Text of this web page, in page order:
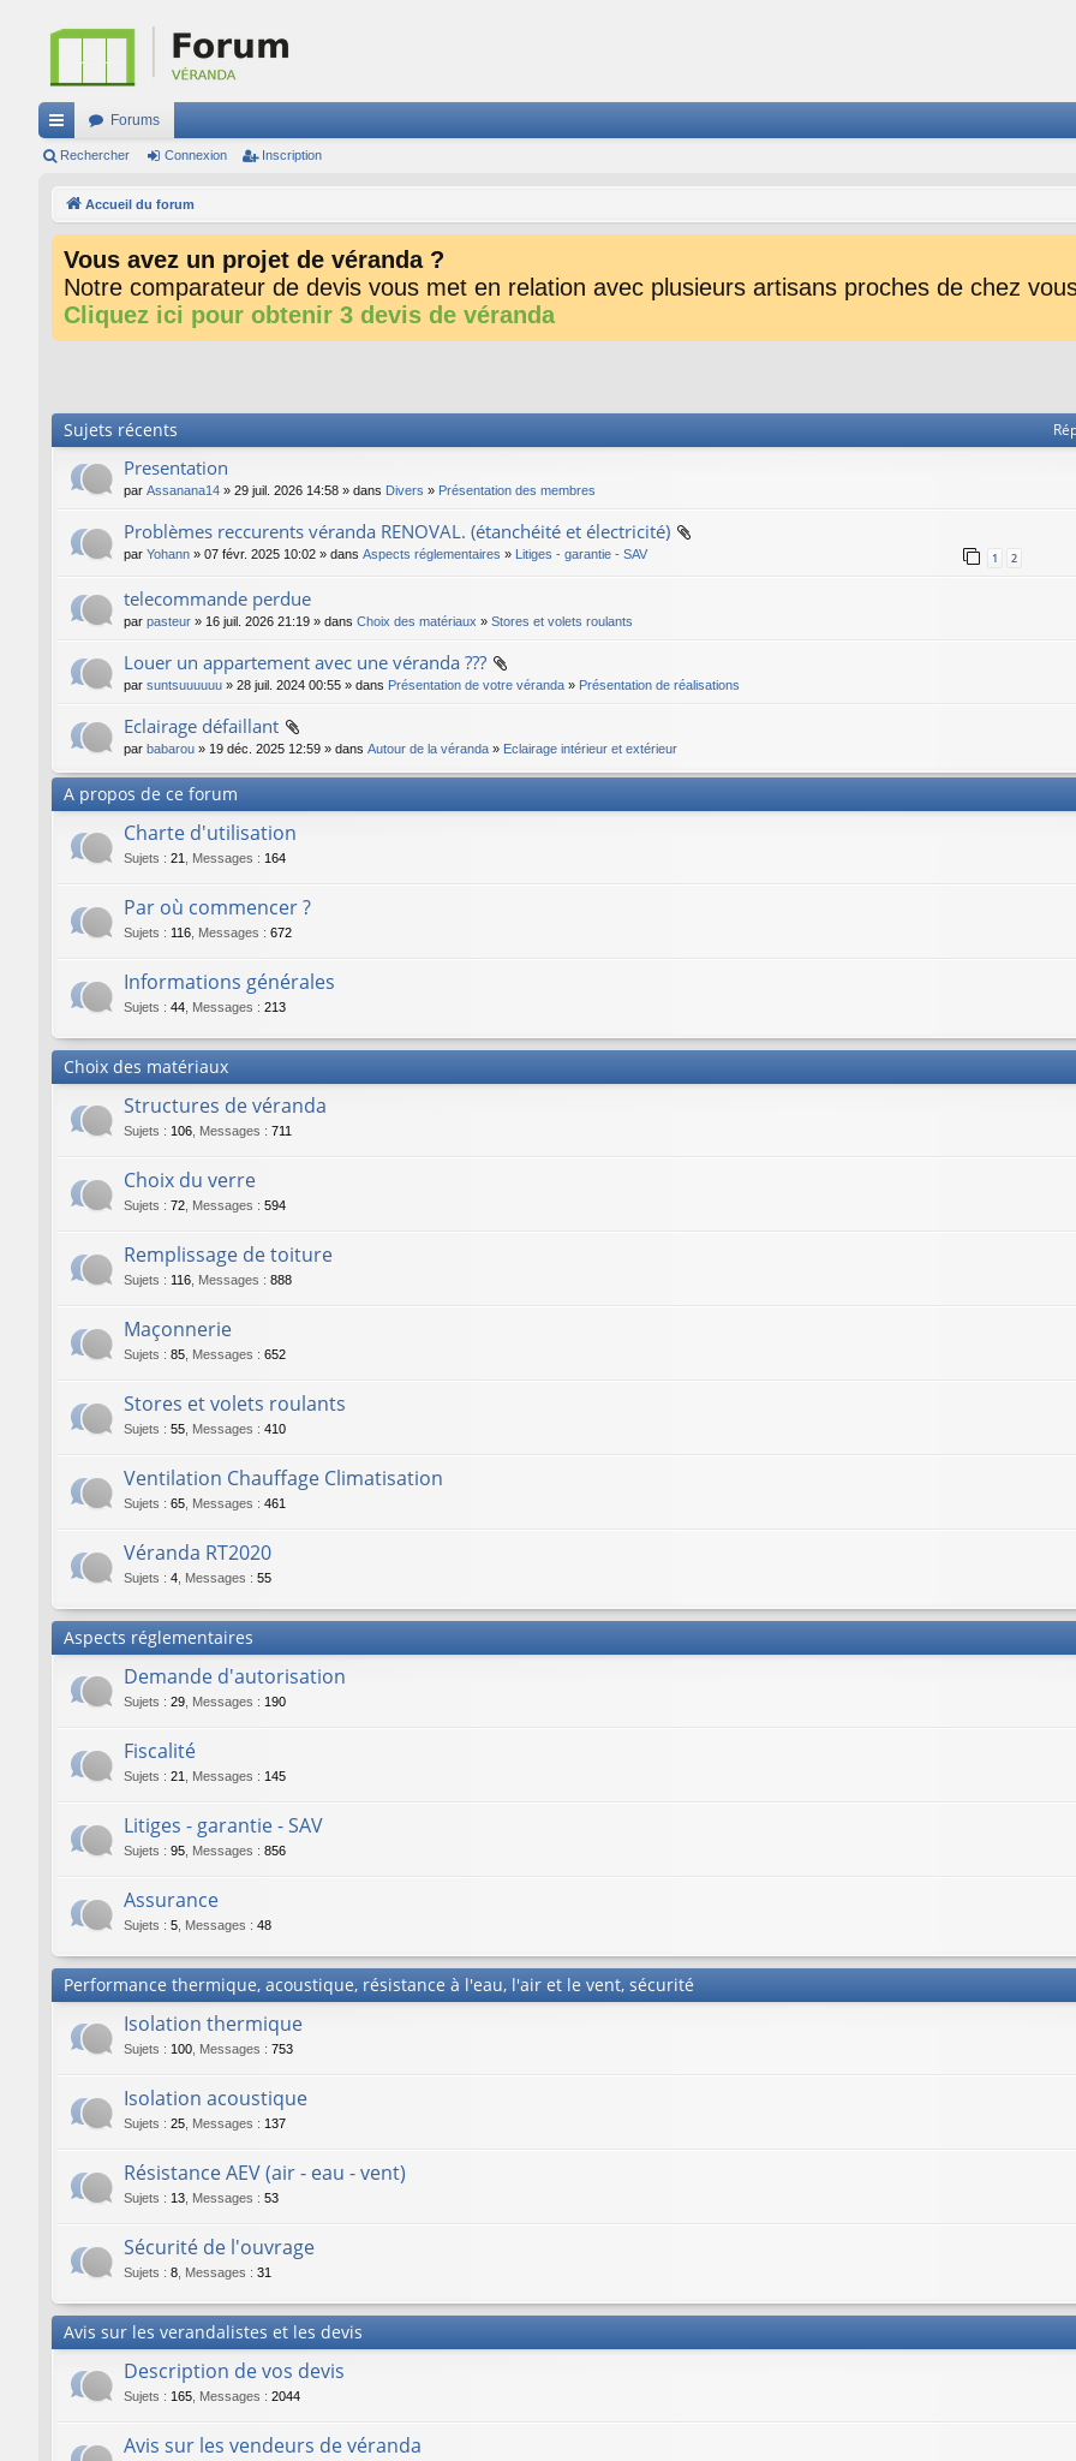
ac
Forums
Rechercher Connexion Inscription
Accueil du forum
Vous avez un projet de véranda ?
Notre comparateur de devis vous met en relation avec plusieurs artisans proches de chez
Cliquez ici pour obtenir 3 devis de véranda
Sujets récents
Presentation
par Assanana14 » 29 juil. 2026 14:58 » dans Divers » Présentation des membres
Problèmes reccurents véranda RENOVAL. (étanchéité et électricité)
1 2
par Yohann » 07 févr. 2025 10:02 » dans Aspects réglementaires » Litiges - garantie - SAV
telecommande perdue
par pasteur » 16 juil. 2026 21:19 » dans Choix des matériaux » Stores et volets roulants
Louer un appartement avec une véranda ???
par suntsuuuuuu » 28 juil. 2024 00:55 » dans Présentation de votre véranda » Présentation de réalisations
Eclairage défaillant
par babarou » 19 déc. 2025 12:59 » dans Autour de la véranda » Eclairage intérieur et extérieur
A propos de ce forum
Charte d'utilisation
Sujets : 21 Messages : 164
Par où commencer ?
Sujets : 116 Messages : 672
Informations générales
Sujets : 44 Messages : 213
Choix des matériaux
Structures de véranda
Sujets : 106 Messages : 711
Choix du verre
Sujets : 72 Messages : 594
Remplissage de toiture
Sujets : 116 Messages : 888
Maçonnerie
Sujets : 85 Messages : 652
Stores et volets roulants
Sujets : 55 Messages : 410
Ventilation Chauffage Climatisation
Sujets : 65 Messages : 461
Véranda RT2020
Sujets : 4 Messages : 55
Aspects réglementaires
Demande d'autorisation
Sujets : 29 Messages : 190
Fiscalité
Sujets : 21 Messages : 145
Litiges - garantie - SAV
Sujets : 95 Messages : 856
Assurance
Sujets : 5 Messages : 48
Performance thermique, acoustique, résistance à l'eau, l'air et le vent, sécurité
Isolation thermique
Sujets : 100 Messages : 753
Isolation acoustique
Sujets : 25 Messages : 137
Résistance AEV (air - eau - vent)
Sujets : 13 Messages : 53
Sécurité de l'ouvrage
Sujets : 8 Messages : 31
Avis sur les verandalistes et les devis
Description de vos devis
Sujets : 165 Messages : 2044
Avis sur les vendeurs de véranda